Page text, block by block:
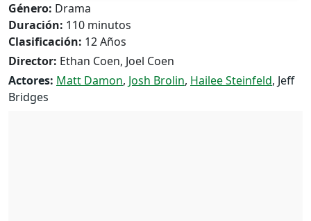
Género: Drama
Duración: 110 minutos
Clasificación: 12 Años
Director: Ethan Coen, Joel Coen
Actores: Matt Damon, Josh Brolin, Hailee Steinfeld, Jeff
Bridges